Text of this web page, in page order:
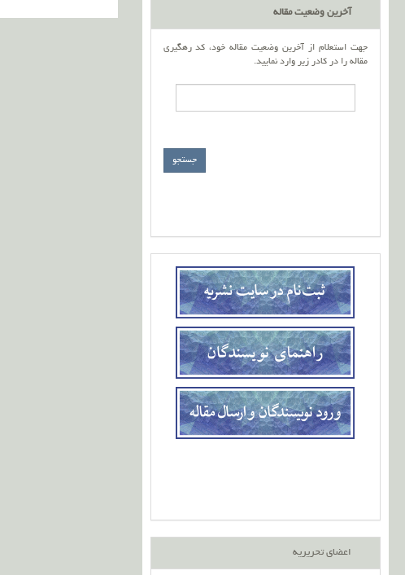
آخرین وضعیت مقاله
جهت استعلام از آخرین وضعیت مقاله خود، کد رهگیری
مقاله را در کادر زیر وارد نمایید.
اعضای تحریریه